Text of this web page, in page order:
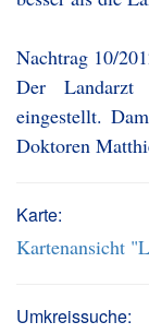
Nachtrag 10/
Der
eingestellt.
Doktoren
Karte:
Kartenansicht
Umkreissuche: